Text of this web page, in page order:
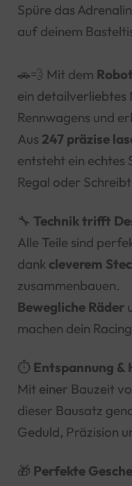
Spüre das
auf deinem
🚗💨 Mit dem
ein detailverliebtes
Rennwagens und
Aus 247 präzise
entsteht ein echtes
Regal oder
🔧 Technik trifft
Alle Teile sind
dank cleverem
zusammenbauen.
Bewegliche Räder
machen dein
⏱️ Entspannung &
Mit einer Bauzeit
dieser Bausatz
Geduld, Präzision
🎁 Perfekte